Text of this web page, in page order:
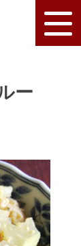
ー